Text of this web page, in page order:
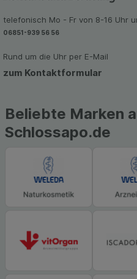
zu gestalten. Bitte
hierfür teilweise an Dritte
telefonisch Mo - Fr von 8-16 Uhr
06851-939 56 56
Rund um die Uhr per E-Mail
zum Kontaktformular
Beliebte Marken
Schlossapo.de